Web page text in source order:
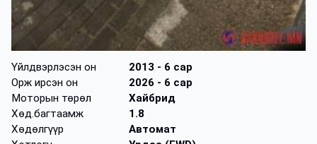
Үйлдвэрлэсэн он 2013 - 6 сар
Орж ирсэн он
2026 - 6 сар
Моторын төрөл
Хайбрид
Хөд.багтаамж
1.8
Хөдөлгүүр
Автомат